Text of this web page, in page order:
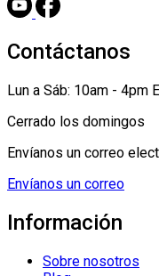
Contáctanos
Lun a Sáb: 10am - 4pm
Cerrado los domingos
Envíanos un correo
Envíanos un correo
Información
Sobre nosotros